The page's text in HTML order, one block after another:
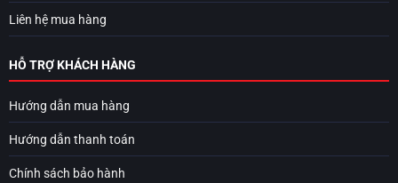
Liên hệ mua hàng
HỖ TRỢ KHÁCH HÀNG
Hướng dẫn mua hàng
Hướng dẫn thanh toán
Chính sách bảo hành